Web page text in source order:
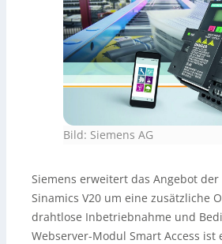
Bild: Siemens AG
Siemens erweitert das Angebot
Sinamics V20 um eine zusätzliche
drahtlose Inbetriebnahme und
Webserver-Modul Smart Access ist